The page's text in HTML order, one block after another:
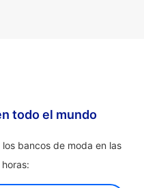
todo el mundo
bancos de moda en las